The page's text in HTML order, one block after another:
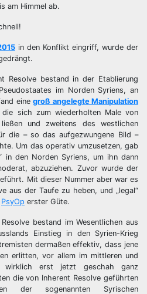
am Himmel ab.
in den Konflikt eingriff, wurde der
Resolve bestand in der Etablierung
im Norden Syriens, an
einegroß angelegte Manipulation
sich zum wiederholten Male von
und zweitens des westlichen
die – so das aufgezwungene Bild –
Um das operativ umzusetzen, gab
in den Norden Syriens, um ihn dann
abzuziehen. Zuvor wurde der
Mit dieser Nummer aber war es
aus der Taufe zu heben, und „legal“
PsyOp erster Güte.
bestand im Wesentlichen aus
Einstieg in den Syrien-Krieg
dermaßen effektiv, dass jene
erlitten, vor allem im mittleren und
wirklich erst jetzt geschah ganz
die von Inherent Resolve geführten
der sogenannten Syrischen